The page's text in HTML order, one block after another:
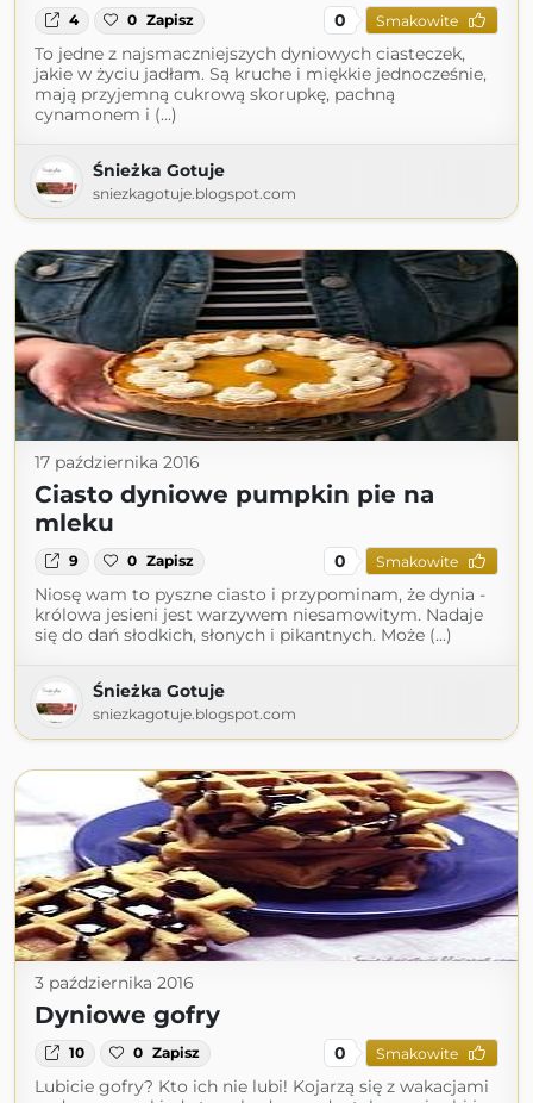
4 0 Zapisz 0 Smakowite
To jedne z najsmaczniejszych dyniowych ciasteczek,
jakie w życiu jadłam. Są kruche i miękkie jednocześnie,
mają przyjemną cukrową skorupkę, pachną
cynamonem i (...)
Śnieżka Gotuje
sniezkagotuje.blogspot.com
17 października 2016
Ciasto dyniowe pumpkin pie na
mleku
9 0 Zapisz 0 Smakowite
Niosę wam to pyszne ciasto i przypominam, że dynia -
królowa jesieni jest warzywem niesamowitym. Nadaje
się do dań słodkich, słonych i pikantnych. Może (...)
Śnieżka Gotuje
sniezkagotuje.blogspot.com
3 października 2016
Dyniowe gofry
10 0 Zapisz 0 Smakowite
Lubicie gofry? Kto ich nie lubi! Kojarzą się z wakacjami